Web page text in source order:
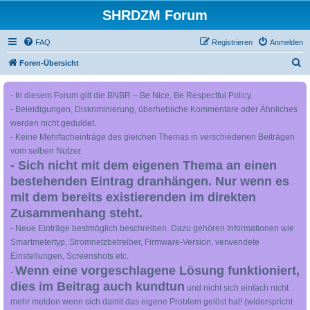
SHRDZM Forum
FAQ Anmelden
Registrieren
Foren-Übersicht
- In diesem Forum gilt die BNBR – Be Nice, Be Respectful Policy.
- Beleidigungen, Diskriminierung, überhebliche Kommentare oder Ähnliches
werden nicht geduldet.
- Keine Mehrfacheinträge des gleichen Themas in verschiedenen Beiträgen
vom selben Nutzer.
- Sich nicht mit dem eigenen Thema an einen
bestehenden Eintrag dranhängen. Nur wenn es
mit dem bereits existierenden im direkten
Zusammenhang steht.
- Neue Einträge bestmöglich beschreiben. Dazu gehören Informationen wie
Smartmetertyp, Stromnetzbetreiber, Firmware-Version, verwendete
Einstellungen, Screenshots etc.
- Wenn eine vorgeschlagene Lösung funktioniert,
dies im Beitrag auch kundtun und nicht sich einfach nicht
mehr melden wenn sich damit das eigene Problem gelöst hat! (widerspricht